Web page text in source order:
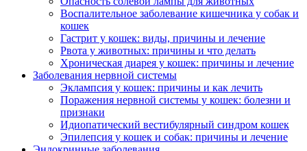
Воспалительное заболевание кишечника у собак и
кошек
Гастрит у кошек: виды, причины и лечение
Рвота у животных: причины и что делать
Хроническая диарея у кошек: причины и лечение
Заболевания нервной системы
Эклампсия у кошек: причины и как лечить
Поражения нервной системы у кошек: болезни и
признаки
Идиопатический вестибулярный синдром кошек
Эпилепсия у кошек и собак: причины и лечение